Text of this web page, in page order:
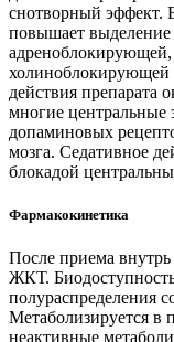
снотворный эффект.
повышает выделение
действия препарата
многие центральные
допаминовых
мозга. Седативное
блокадой
Фармакокинетика
После приема внутрь
ЖКТ.
полураспределения
Метаболизируется в
неактивные